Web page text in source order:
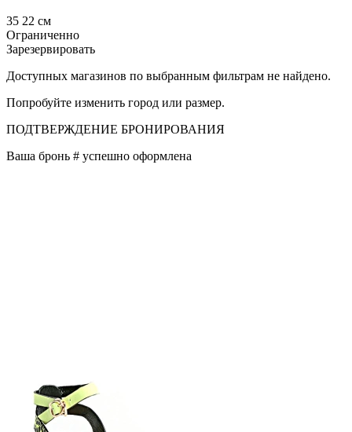
35 22 см
Ограниченно
Зарезервировать
Доступных магазинов по выбранным фильтрам не найдено.
Попробуйте изменить город или размер.
ПОДТВЕРЖДЕНИЕ БРОНИРОВАНИЯ
Ваша бронь # успешно оформлена